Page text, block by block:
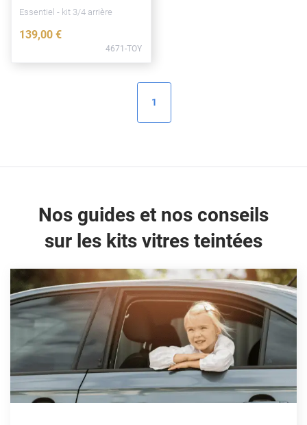
Mini
Skoda
Tesla
Toyota
Volkswagen
Alfa Romeo
Essentiel - kit 3/4 arrière
139,00 €
4671-TOY
1
Nos guides et nos conseils
sur les kits vitres teintées